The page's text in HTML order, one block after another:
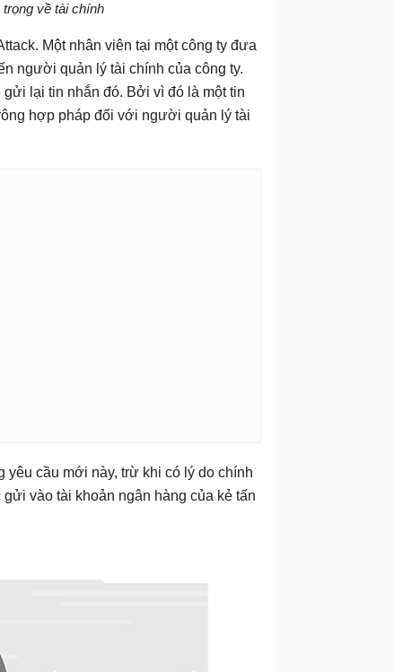
về tài chính
Một nhân viên tại một công ty đưa
người quản lý tài chính của công ty.
lại tin nhắn đó. Bởi vì đó là một tin
hợp pháp đối với người quản lý tài
cầu mới này, trừ khi có lý do chính
vào tài khoản ngân hàng của kẻ tấn